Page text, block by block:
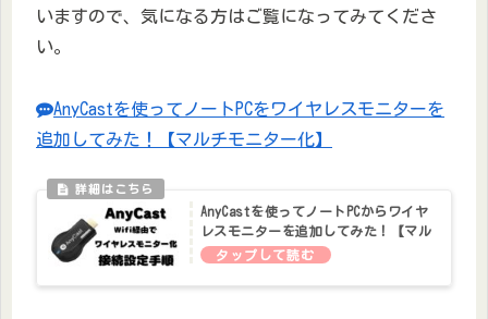
いますので、気になる方はご覧になってみてくださ
い。
AnyCastを使ってノートPCをワイヤレスモニターを
追加してみた！【マルチモニター化】
AnyCastを使ってノートPCからワイヤ
レスモニターを追加してみた！【マル
チモニター化】